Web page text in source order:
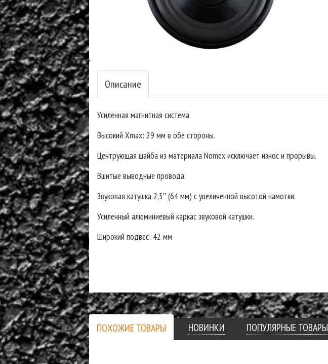
Описание
Усиленная магнитная система.
Высокий Xmax: 29 мм в обе стороны.
Центрующая шайба из материала Nomex исключает износ и прорывы.
Вшитые выводные провода.
Звуковая катушка 2,5″ (64 мм) с увеличенной высотой намотки.
Усиленный алюминиевый каркас звуковой катушки.
Широкий подвес: 42 мм
ПОХОЖИЕ ТОВАРЫ НОВИНКИ ПОПУЛЯРНЫЕ ТОВАРЫ